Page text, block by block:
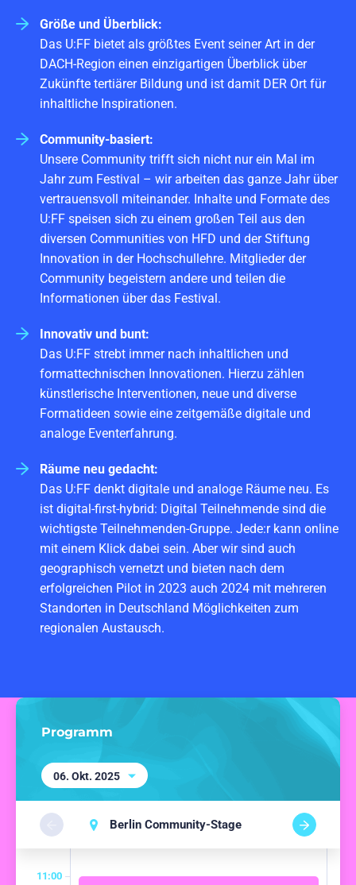
Größe und Überblick:
Das U:FF bietet als größtes Event seiner Art in der
DACH-Region einen einzigartigen Überblick über
Zukünfte tertiärer Bildung und ist damit DER Ort für
inhaltliche Inspirationen.
Community-basiert:
Unsere Community trifft sich nicht nur ein Mal im
Jahr zum Festival – wir arbeiten das ganze Jahr über
vertrauensvoll miteinander. Inhalte und Formate des
U:FF speisen sich zu einem großen Teil aus den
diversen Communities von HFD und der Stiftung
Innovation in der Hochschullehre. Mitglieder der
Community begeistern andere und teilen die
Informationen über das Festival.
Innovativ und bunt:
Das U:FF strebt immer nach inhaltlichen und
formattechnischen Innovationen. Hierzu zählen
künstlerische Interventionen, neue und diverse
Formatideen sowie eine zeitgemäße digitale und
analoge Eventerfahrung.
Räume neu gedacht:
Das U:FF denkt digitale und analoge Räume neu. Es
ist digital-first-hybrid: Digital Teilnehmende sind die
wichtigste Teilnehmenden-Gruppe. Jede:r kann online
mit einem Klick dabei sein. Aber wir sind auch
geographisch vernetzt und bieten nach dem
erfolgreichen Pilot in 2023 auch 2024 mit mehreren
Standorten in Deutschland Möglichkeiten zum
regionalen Austausch.
Programm
06. Okt. 2025
Berlin Community-Stage
11:00